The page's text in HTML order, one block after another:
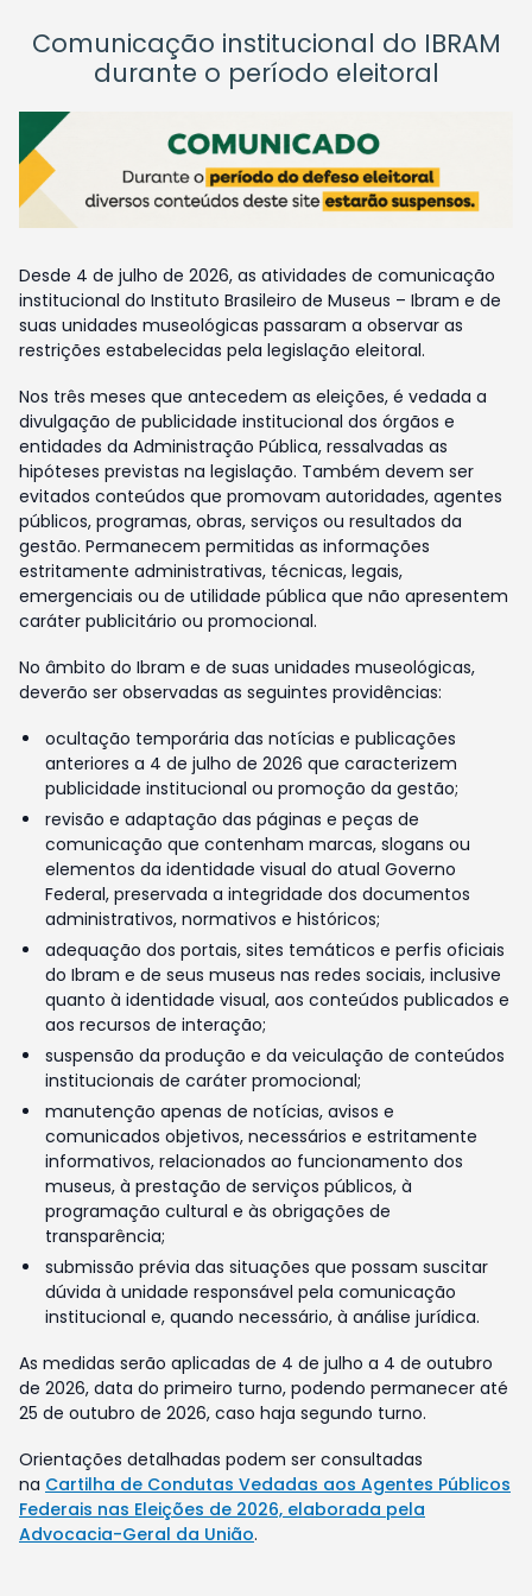
Comunicação institucional do IBRAM
durante o período eleitoral
Desde 4 de julho de 2026, as atividades de comunicação
institucional do Instituto Brasileiro de Museus – Ibram e de
suas unidades museológicas passaram a observar as
restrições estabelecidas pela legislação eleitoral.
Nos três meses que antecedem as eleições, é vedada a
divulgação de publicidade institucional dos órgãos e
entidades da Administração Pública, ressalvadas as
hipóteses previstas na legislação. Também devem ser
evitados conteúdos que promovam autoridades, agentes
públicos, programas, obras, serviços ou resultados da
gestão. Permanecem permitidas as informações
estritamente administrativas, técnicas, legais,
emergenciais ou de utilidade pública que não apresentem
caráter publicitário ou promocional.
No âmbito do Ibram e de suas unidades museológicas,
deverão ser observadas as seguintes providências:
ocultação temporária das notícias e publicações
anteriores a 4 de julho de 2026 que caracterizem
publicidade institucional ou promoção da gestão;
revisão e adaptação das páginas e peças de
comunicação que contenham marcas, slogans ou
elementos da identidade visual do atual Governo
Federal, preservada a integridade dos documentos
administrativos, normativos e históricos;
adequação dos portais, sites temáticos e perfis oficiais
do Ibram e de seus museus nas redes sociais, inclusive
quanto à identidade visual, aos conteúdos publicados e
aos recursos de interação;
suspensão da produção e da veiculação de conteúdos
institucionais de caráter promocional;
manutenção apenas de notícias, avisos e
comunicados objetivos, necessários e estritamente
informativos, relacionados ao funcionamento dos
museus, à prestação de serviços públicos, à
programação cultural e às obrigações de
transparência;
submissão prévia das situações que possam suscitar
dúvida à unidade responsável pela comunicação
institucional e, quando necessário, à análise jurídica.
As medidas serão aplicadas de 4 de julho a 4 de outubro
de 2026, data do primeiro turno, podendo permanecer até
25 de outubro de 2026, caso haja segundo turno.
Orientações detalhadas podem ser consultadas
na Cartilha de Condutas Vedadas aos Agentes Públicos
Federais nas Eleições de 2026, elaborada pela
Advocacia-Geral da União.